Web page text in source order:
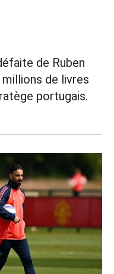
de Ruben
de livres
portugais.